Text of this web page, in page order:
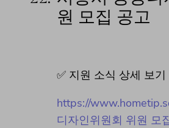
원 모집 공고
✅ 지원 소식 상세 보
https://
디자인위원회 위원 모